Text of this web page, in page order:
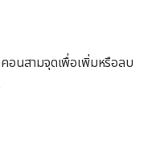
คอนสามจุดเพื่อเพิ่มหรือลบ